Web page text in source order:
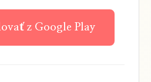
z Google Play